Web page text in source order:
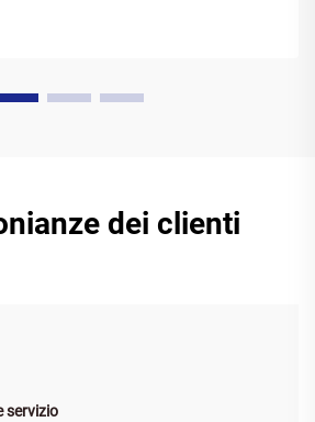
ricoperta da una speciale
dei clienti
servizio